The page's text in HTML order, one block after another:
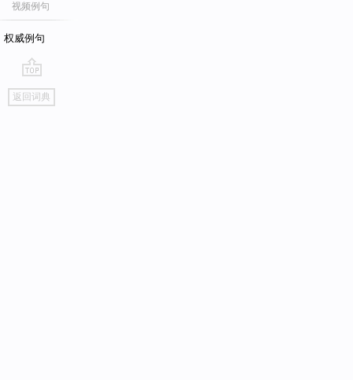
视频例句
权威例句
go
top
返回词典